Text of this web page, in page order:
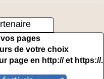
pages
de votre choix
page en http:// et https://.